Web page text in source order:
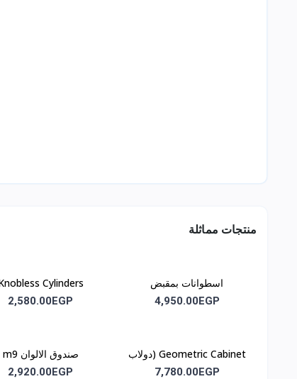
منتجات مماثلة
اسطوانات بمقبض
4,950.00EGP
Cylinders
2,580.00EGP
Geometric Cabinet (دولاب
الأشكال الهندسية)m8
7,780.00EGP
صندوق الالوان m9
2,920.00EGP